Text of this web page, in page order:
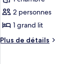
l'océan
l'océan
pour
ce
type
de
2 personnes
1 grand lit
Plus de détails
Plus